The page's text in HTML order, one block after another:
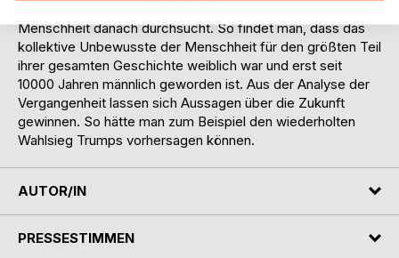
Menschheit danach durchsucht. So findet man, dass das
kollektive Unbewusste der Menschheit für den größten Teil
ihrer gesamten Geschichte weiblich war und erst seit
10000 Jahren männlich geworden ist. Aus der Analyse der
Vergangenheit lassen sich Aussagen über die Zukunft
gewinnen. So hätte man zum Beispiel den wiederholten
Wahlsieg Trumps vorhersagen können.
AUTOR/IN
PRESSESTIMMEN